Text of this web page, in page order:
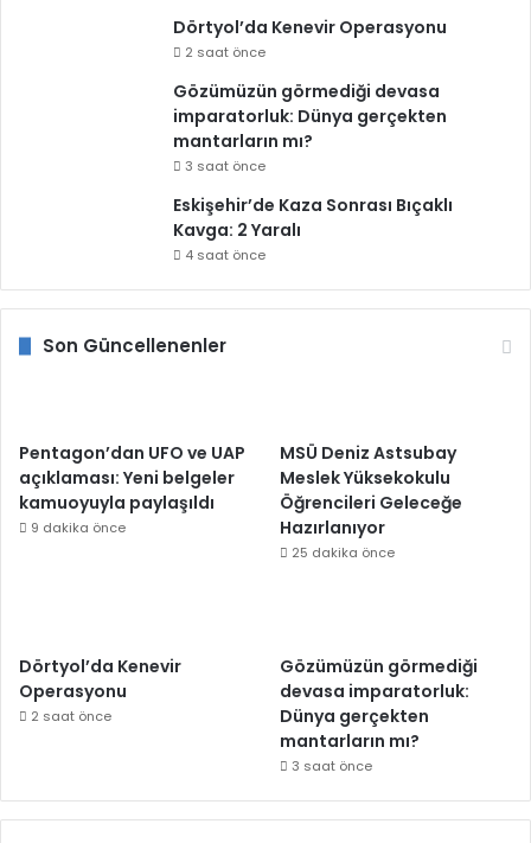
Dörtyol’da Kenevir Operasyonu
2 saat önce
Gözümüzün görmediği devasa
imparatorluk: Dünya gerçekten
mantarların mı?
3 saat önce
Eskişehir’de Kaza Sonrası Bıçaklı
Kavga: 2 Yaralı
4 saat önce
Son Güncellenenler
Pentagon’dan UFO ve UAP
açıklaması: Yeni belgeler
kamuoyuyla paylaşıldı
9 dakika önce
MSÜ Deniz Astsubay
Meslek Yüksekokulu
Öğrencileri Geleceğe
Hazırlanıyor
25 dakika önce
Dörtyol’da Kenevir
Operasyonu
2 saat önce
Gözümüzün görmediği
devasa imparatorluk:
Dünya gerçekten
mantarların mı?
3 saat önce